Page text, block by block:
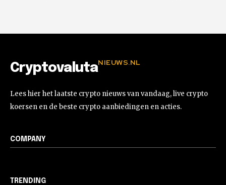
CryptovalutaNIEUWS.NL
Lees hier het laatste crypto nieuws van vandaag, live crypto
koersen en de beste crypto aanbiedingen en acties.
COMPANY
TRENDING